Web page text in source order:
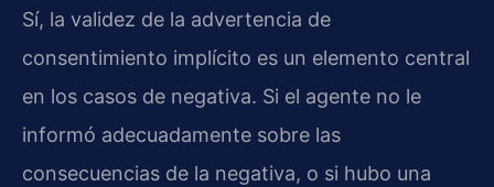
Sí, la validez de la advertencia de
consentimiento implícito es un elemento central
en los casos de negativa. Si el agente no le
informó adecuadamente sobre las
consecuencias de la negativa, o si hubo una